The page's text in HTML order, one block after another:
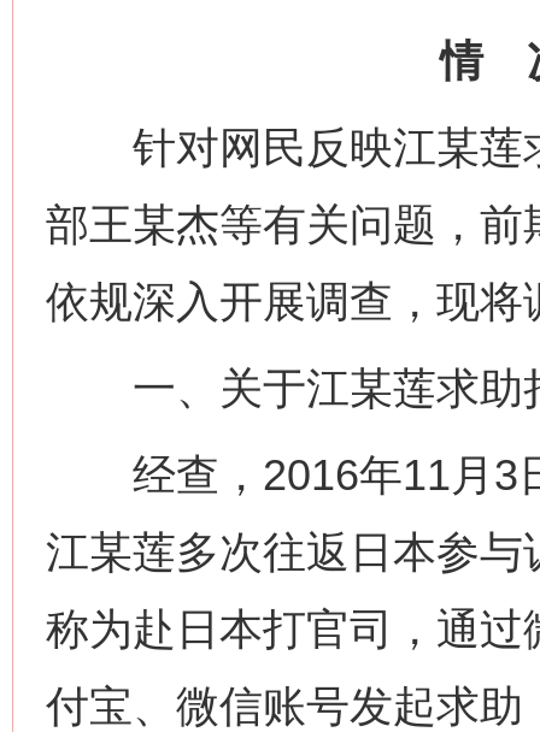
情
针对网民反映江某莲
部王某杰等有关问题，
依规深入开展调查，现
一、关于江某莲求助
经查，2016年11月3
江某莲多次往返日本参
称为赴日本打官司，通
付宝、微信账号发起求助